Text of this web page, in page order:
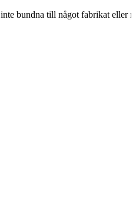
bundna till något fabrikat eller